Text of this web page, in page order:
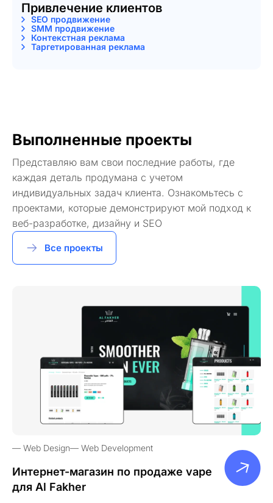
Привлечение клиентов
SEO продвижение
SMM продвижение
Контекстная реклама
Таргетированная реклама
Выполненные проекты
Представляю вам свои последние работы, где
каждая деталь продумана с учетом
индивидуальных задач клиента. Ознакомьтесь с
проектами, которые демонстрируют мой подход к
веб-разработке, дизайну и SEO
Все проекты
Web Design Web Development
Интернет-магазин по продаже vape
для Al Fakher